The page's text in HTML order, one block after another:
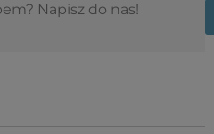
Napisz do nas!